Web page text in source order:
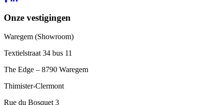
Onze vestigingen
Waregem (Showroom)
Textielstraat 34 bus 11
The Edge – 8790 Waregem
Thimister-Clermont
Rue du Bosquet 3